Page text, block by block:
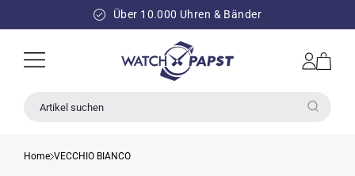
INHALT
Über 10.000 Uhren & Bänder
Einloggen
Warenkorb
Artikel suchen
Home VECCHIO BIANCO